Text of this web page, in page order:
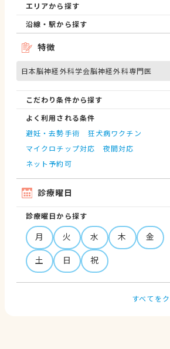
エリアから探す
沿線・駅から探す
特徴
日本脳神経外科学会脳神経外科専門医
こだわり条件から探す
よく利用される条件
避妊・去勢手術
狂犬病ワクチン
マイクロチップ対応
夜間対応
ネット予約可
診療曜日
診療曜日から探す
月 火 水 木
金
土
日 祝
すべてを